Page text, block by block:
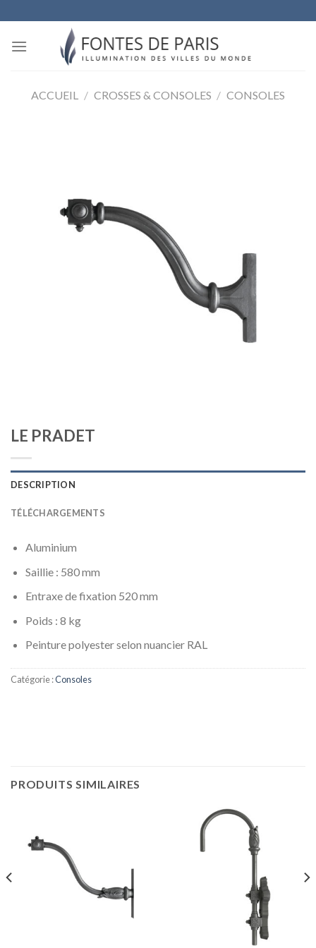
to
content
ACCUEIL / CROSSES & CONSOLES / CONSOLES
LE PRADET
DESCRIPTION
TÉLÉCHARGEMENTS
Aluminium
Saillie : 580 mm
Entraxe de fixation 520 mm
Poids : 8 kg
Peinture polyester selon nuancier RAL
Catégorie :Consoles
PRODUITS SIMILAIRES